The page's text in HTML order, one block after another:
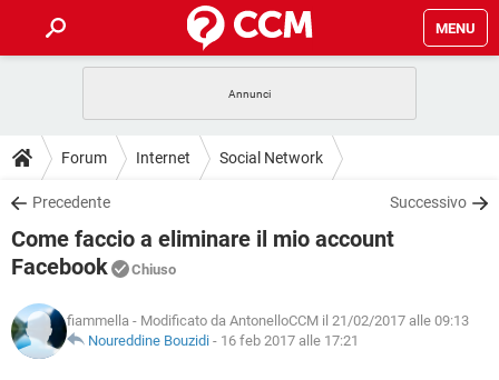
MENU
INTRATTENIMENTO ANDROID
iOS
INSTAGRAM WHATSAPP
TIKTOK
HARDWARE
GUIDE
COVID-19
iOS
TIKTOK FACEBOOK
DOWNLOAD
COVID-19 GAMING
INTRATTENIMENTO
iOS WINDOWS 10
INSTAGRAM
FORUM
INTRATTENIMENTO ANDROID
GLOSSARIO
COVID-19
Forum Internet Social Network
Precedente Successivo
Come faccio a eliminare il mio account
Facebook
Chiuso
fiammella - Modificato da AntonelloCCM il 21/02/2017 alle 09:13
Noureddine Bouzidi - 16 feb 2017 alle 17:21